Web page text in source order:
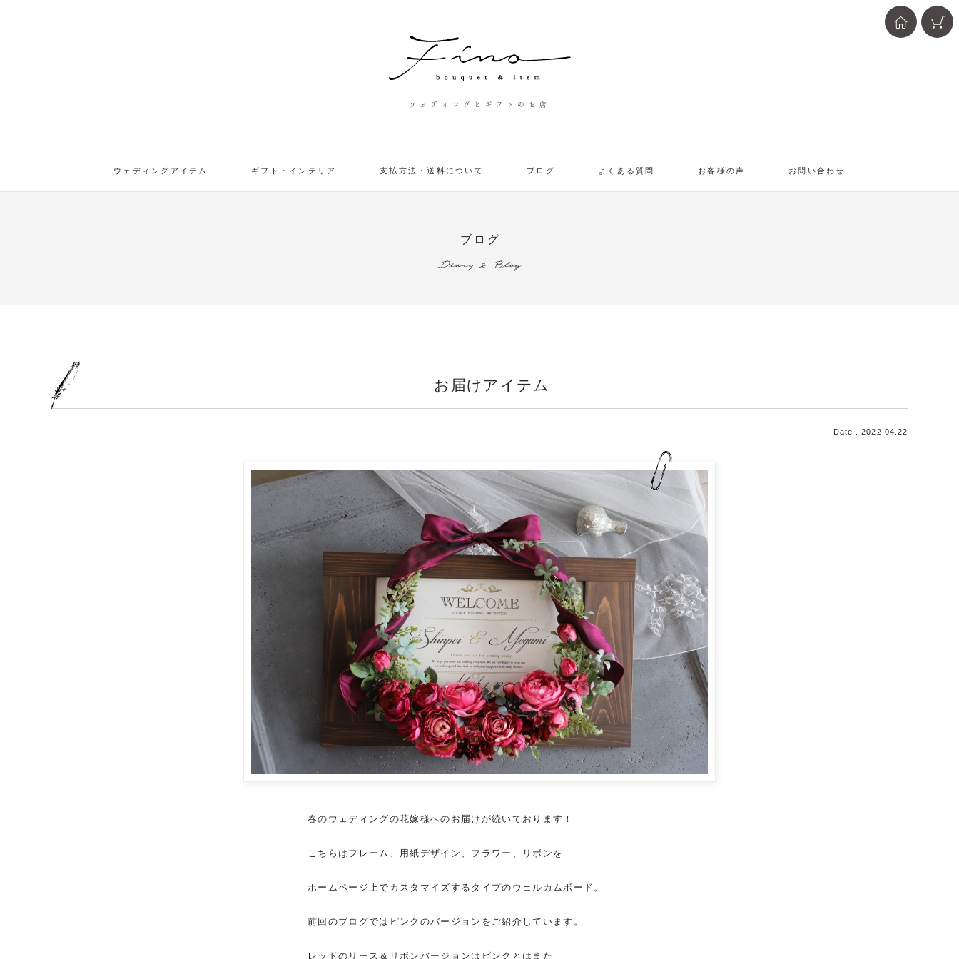
ウェディングとギフトのお店
ウェディングアイテム ギフト・インテリア 支払方法・送料について ブログ よくある質問 お客様の声 お問い合わせ
ブログ
Diary & Blog
お届けアイテム
Date . 2022.04.22
春のウェディングの花嫁様へのお届けが続いております！
こちらはフレーム、用紙デザイン、フラワー、リボンを
ホームページ上でカスタマイズするタイプの ウェルカムボード 。
前回のブログではピンクのバージョンをご紹介しています。
レッドのリース＆リボンバージョンはピンクとはまた